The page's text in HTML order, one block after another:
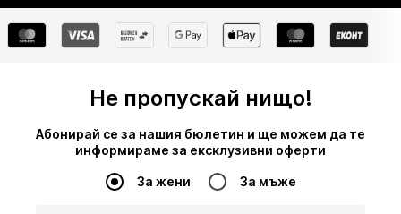
Не пропускай нищо!
Абонирай се за нашия бюлетин и ще можем да те
информираме за ексклузивни оферти
За жени За мъже